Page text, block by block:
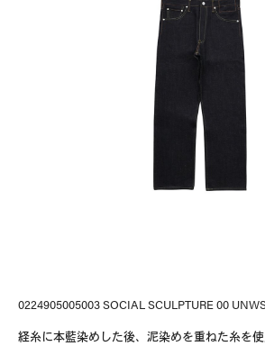
0224905005003 SOCIAL SCULPTURE 00
経糸に本藍染めした後、泥染めを重ねた糸を